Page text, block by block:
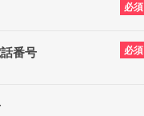
必須
番号 必須